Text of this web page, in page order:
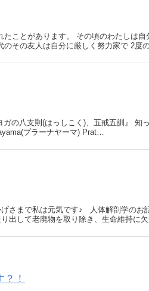
たことがあります。 その頃のわたしは
その友人は自分に厳しく努力家で 2度
の八支則(はっしこく)、五戒五訓』 知
プラーナヤーマ) Prat…
さまで私は元気です♪ 人体解剖学のお
出して老廃物を取り除き、生命維持に
！